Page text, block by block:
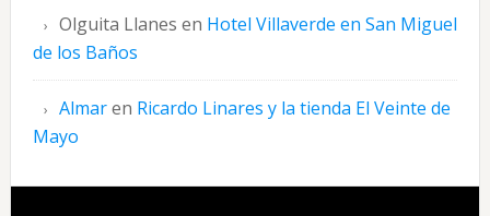
Olguita Llanes en Hotel Villaverde en San Miguel
de los Baños
Almaren Ricardo Linares y la tienda El Veinte de
Mayo